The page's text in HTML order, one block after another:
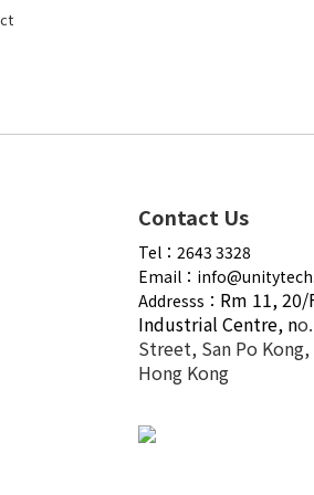
Contact Us
Tel：2643 3328
Email：
Addresss： Rm 11, 20/
Industrial Centre, n
Street, San Po
Hong Kong